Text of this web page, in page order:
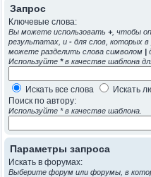
Запрос
Ключевые слова:
Вы можете использовать +, чтобы
результатах, и - для слов, которых
можете разделить слова символом |
Используйте *в качестве шаблона
Искать все слова
Искать
Поиск по автору:
Используйте * в качестве шаблона.
Параметры запроса
Искать в форумах:
Выберите форум или форумы, в